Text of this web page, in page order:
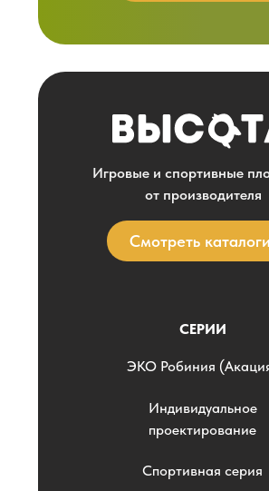
Смотреть каталоги
Игровые и спортивные
от производителя
СЕРИИ
ЭKO Робиния
Спортивная серия
Индивидуальное
проектирование